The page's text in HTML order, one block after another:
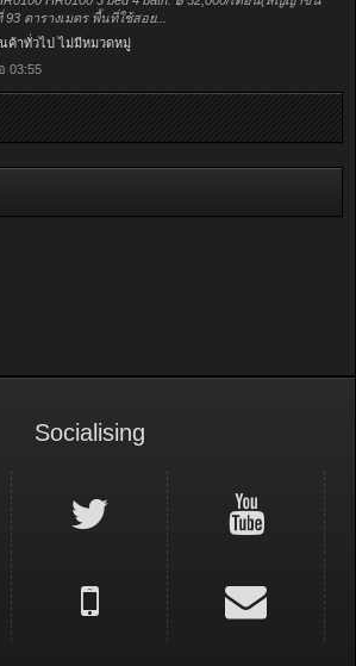
ตารางเมตร พื้นที่ใช้สอย...
ค้าทั่วไป ไม่มีหมวดหมู่
03:55
Socialising